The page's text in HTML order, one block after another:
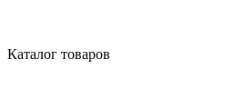
Каталог товаров